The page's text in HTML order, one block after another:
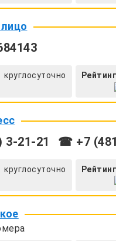
круглосуточно
21-21 ☎ +7
круглосуточно